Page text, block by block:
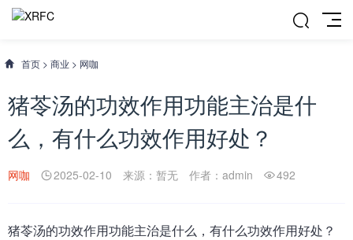
首页 > 商业 > 网咖
猪苓汤的功效作用功能主治是什
么，有什么功效作用好处？
网咖 2025-02-10 来源：暂无 作者：admin 492
猪苓汤的功效作用功能主治是什么，有什么功效作用好处 ？